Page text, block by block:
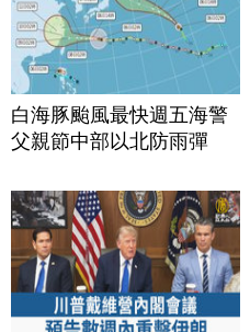
白海豚颱風最快週五海警
父親節中部以北防雨彈